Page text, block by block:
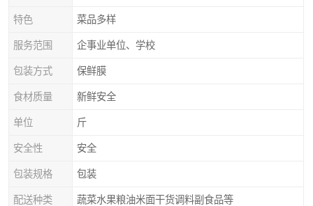
特色 菜品多样
服务范围 企事业单位、学校
包装方式 保鲜膜
食材质量 新鲜安全
单位 斤
安全性 安全
包装规格 包装
配送种类 蔬菜水果粮油米面干货调料副食品等